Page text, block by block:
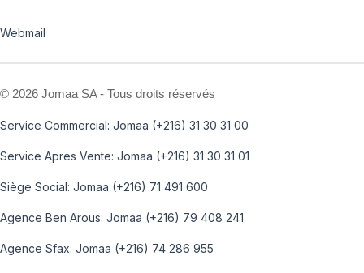
Webmail
© 2026 Jomaa SA - Tous droits réservés
Service Commercial: Jomaa (+216) 31 30 31 00
Service Apres Vente: Jomaa (+216) 31 30 31 01
Siège Social: Jomaa (+216) 71 491 600
Agence Ben Arous: Jomaa (+216) 79 408 241
Agence Sfax: Jomaa (+216) 74 286 955